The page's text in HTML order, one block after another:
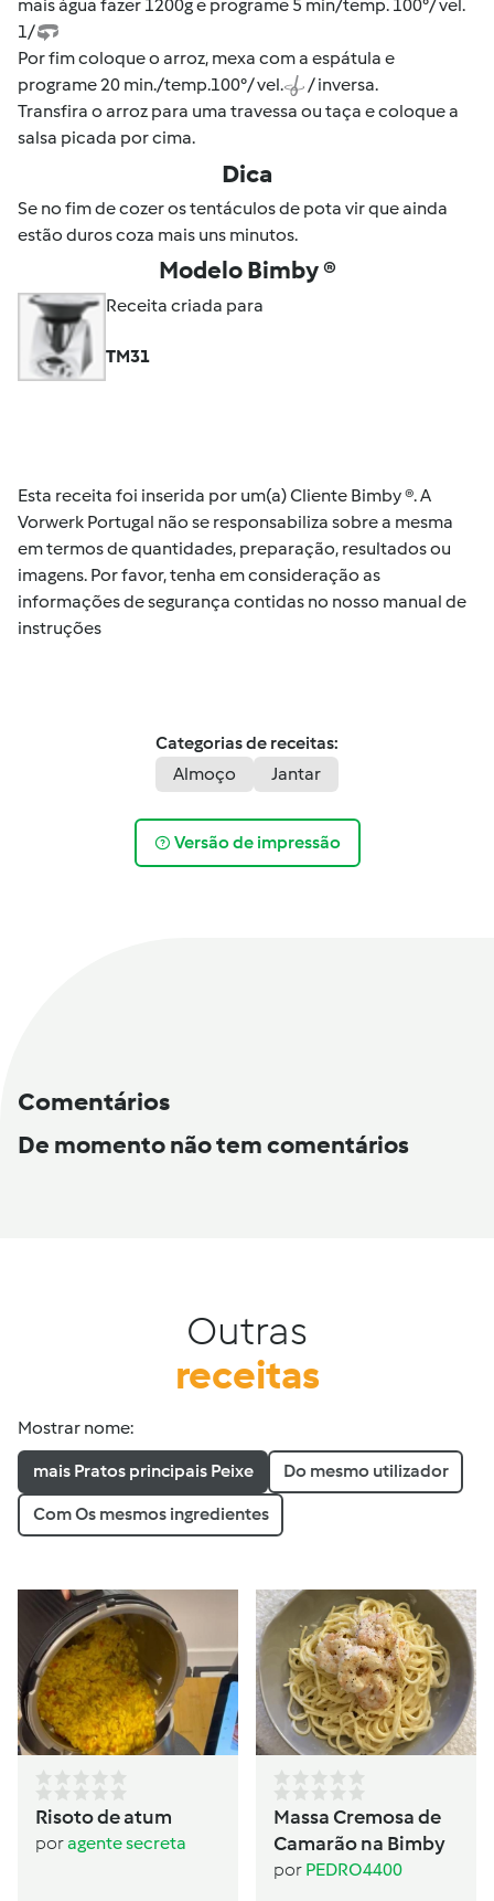
mais água fazer 1200g e programe 5 min/temp. 100°/ vel.
1/
Por fim coloque o arroz, mexa com a espátula e
programe 20 min./temp.100°/ vel.
/ inversa.
Transfira o arroz para uma travessa ou taça e coloque a
salsa picada por cima.
Dica
Se no fim de cozer os tentáculos de pota vir que ainda
estão duros coza mais uns minutos.
Modelo Bimby ®
Receita criada para
TM31
Esta receita foi inserida por um(a) Cliente Bimby ®. A
Vorwerk Portugal não se responsabiliza sobre a mesma
em termos de quantidades, preparação, resultados ou
imagens. Por favor, tenha em consideração as
informações de segurança contidas no nosso manual de
instruções
Categorias de receitas:
Almoço
Jantar
Versão de impressão
Comentários
De momento não tem comentários
Outras
receitas
Mostrar nome:
mais Pratos principais Peixe Do mesmo utilizador
Com Os mesmos ingredientes
Risoto de atum
poragente secreta
Massa Cremosa de
Camarão na Bimby
por PEDRO4400